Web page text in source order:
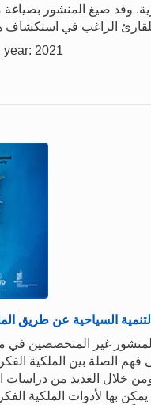
وقد صيغ المنشور
الراغب في استكشاف
year: 2021
السياحية عن طريق
غير المتخصصين في
فهم الصلة بين الملكية
ومن خلال العديد من دراسات
يمكن بها لأدوات الملكية